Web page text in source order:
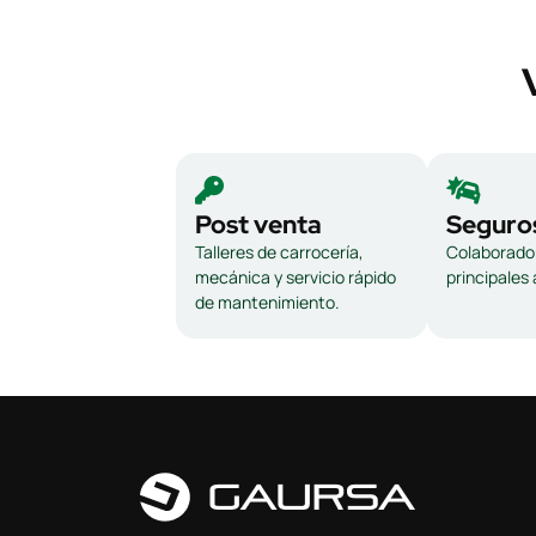
Post venta
Talleres de carrocería,
mecánica y servicio rápido
de mantenimiento.
principales